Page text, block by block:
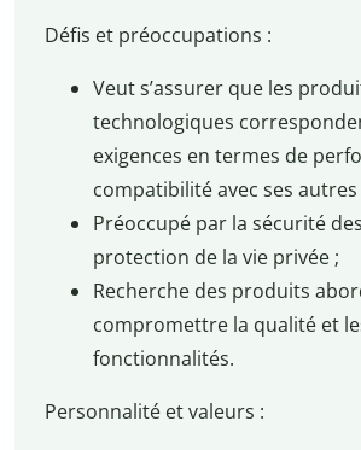
Défis et préoccupations :
Veut s’assurer que les
technologiques
exigences en termes de
compatibilité avec ses
Préoccupé par la sécurité
protection de la vie privée ;
Recherche des produits
compromettre la qualité et
fonctionnalités.
Personnalité et valeurs :